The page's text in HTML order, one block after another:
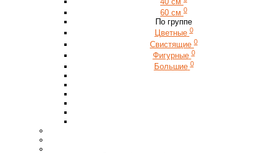
60 см 0
По группе
Цветные 0
Свистящие 0
Фигурные 0
Большие 0